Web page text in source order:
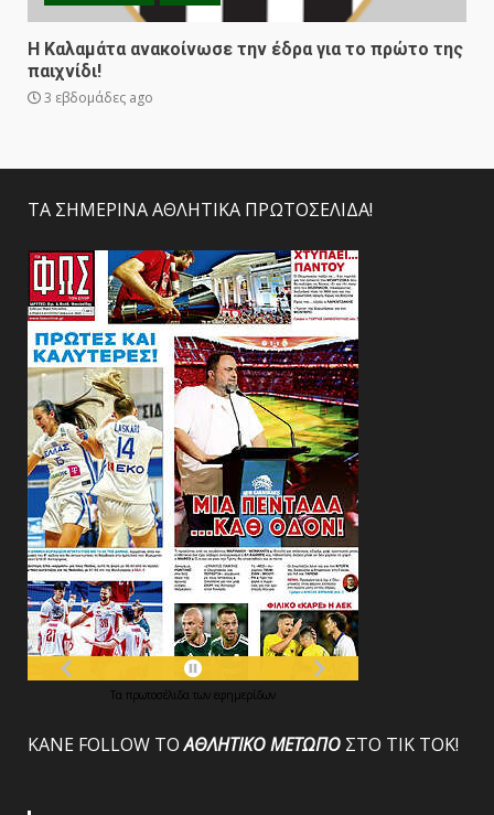
Η Καλαμάτα ανακοίνωσε την έδρα για το πρώτο της
παιχνίδι!
3 εβδομάδες ago
ΤΑ ΣΗΜΕΡΙΝΑ ΑΘΛΗΤΙΚΑ ΠΡΩΤΟΣΕΛΙΔΑ!
Τα πρωτοσέλιδα των εφημερίδων
ΚΑΝΕ FOLLOW ΤΟΑΘΛΗΤΙΚΟΜΕΤΩΠΟ ΣΤΟ ΤΙΚ ΤΟΚ!